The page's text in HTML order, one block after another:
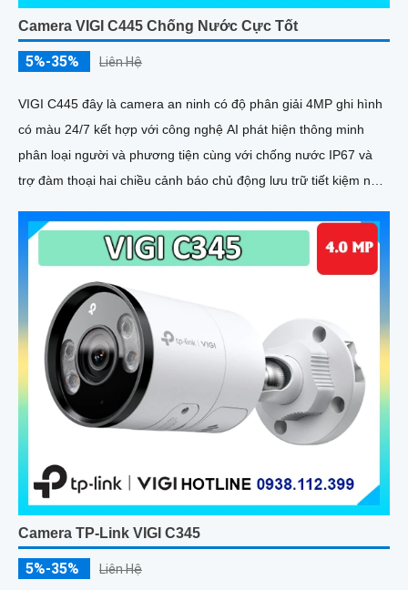
Camera VIGI C445 Chống Nước Cực Tốt
5%-35% Liên Hệ
VIGI C445 đây là camera an ninh có độ phân giải 4MP ghi hình
có màu 24/7 kết hợp với công nghệ AI phát hiện thông minh
phân loại người và phương tiện cùng với chống nước IP67 và
trợ đàm thoại hai chiều cảnh báo chủ động lưu trữ tiết kiệm nhờ
Camera TP-Link VIGI C345
5%-35% Liên Hệ